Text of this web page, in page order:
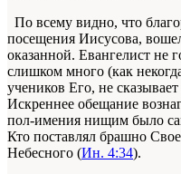
По всему видно, что
посещения Иисусова,
оказанной. Евангелист не
слишком много (как
учеников Его, не
Искреннее обещание
пол-имения нищим было
Кто поставлял брашно
Небесного (Ин. 4:34).